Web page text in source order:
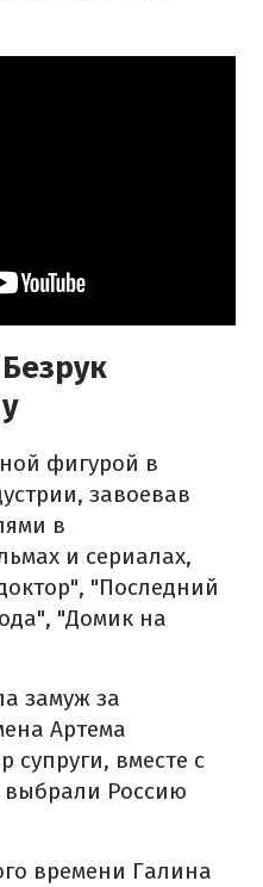
фигурой в
завоевав
в
и сериалах,
"Последний
"Домик на
замуж за
Артема
супруги, вместе с
Россию
времени Галина